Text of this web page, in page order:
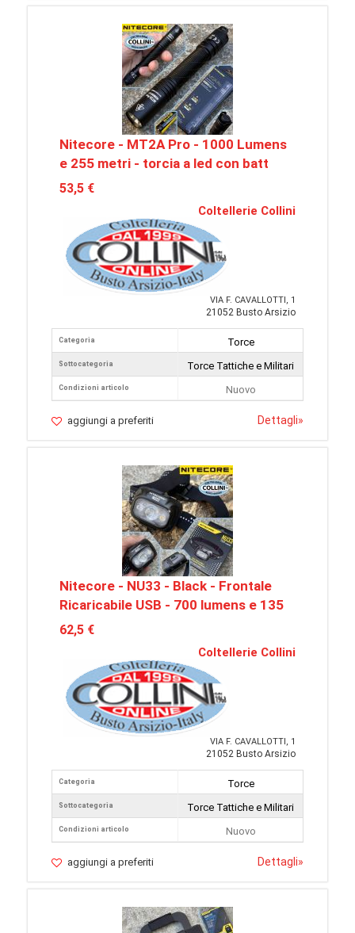
Nitecore - MT2A Pro - 1000 Lumens
e 255 metri - torcia a led con batt
53,5 €
Coltellerie Collini
VIA F. CAVALLOTTI, 1
21052 Busto Arsizio
Categoria
Sottocategoria
Condizioni articolo
Torce
Torce Tattiche e Militari
Nuovo
aggiungi a preferiti Dettagli»
Nitecore - NU33 - Black - Frontale
Ricaricabile USB - 700 lumens e 135
62,5 €
Coltellerie Collini
VIA F. CAVALLOTTI, 1
21052 Busto Arsizio
Categoria
Sottocategoria
Condizioni articolo
Torce
Torce Tattiche e Militari
Nuovo
aggiungi a preferiti Dettagli»